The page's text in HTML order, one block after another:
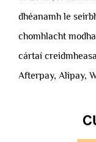
dhéanamh le
chomhlacht
cártaí
Afterpay, Alipay,